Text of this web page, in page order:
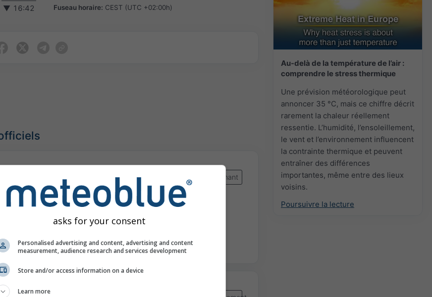
Au-delà de la température de l’air :
comprendre le stress thermique
Une prévision météorologique peut
annoncer 35 °C, mais ce chiffre décrit
rarement la chaleur réellement
ressentie. L’humidité, l’ensoleillement,
le vent et l’environnement influencent
la contrainte thermique et peuvent
entraîner des différences
importantes, même entre des lieux
voisins.
Poursuivre la lecture
▼ 16:42
Fuseau horaire: CEST (UTC +02:00h)
modéré
Maintenant
(il y a 1 heure) Jusqu'àMinuit (dans 16 heures)
France
asks for your consent
Personalised advertising and content, advertising and content
measurement, audience research and services development
Store and/or access information on a device
Learn more